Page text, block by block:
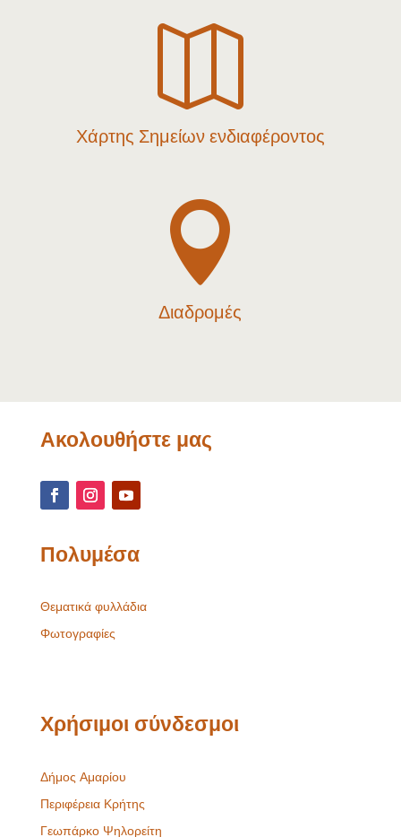

Χάρτης Σημείων ενδιαφέροντος

Διαδρομές
Ακολουθήστε μας
Πολυμέσα
Θεματικά φυλλάδια
Φωτογραφίες
Χρήσιμοι σύνδεσμοι
Δήμος Αμαρίου
Περιφέρεια Κρήτης
Γεωπάρκο Ψηλορείτη